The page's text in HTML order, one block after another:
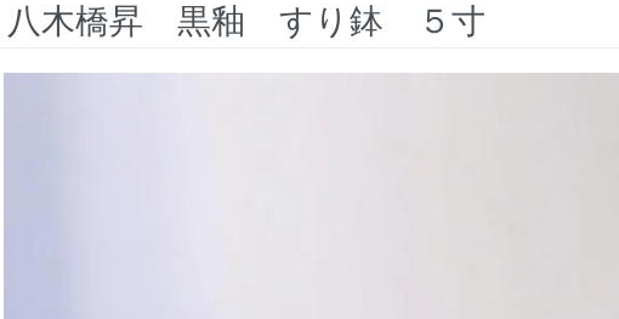
八木橋昇 黒釉 すり鉢 ５寸